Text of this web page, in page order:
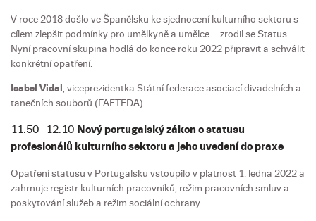
V roce 2018 došlo ve Španělsku ke sjednocení kulturního sektoru s
cílem zlepšit podmínky pro umělkyně a umělce – zrodil se Status.
Nyní pracovní skupina hodlá do konce roku 2022 připravit a schválit
konkrétní opatření.
Isabel Vidal, viceprezidentka Státní federace asociací divadelních a
tanečních souborů (FAETEDA)
11.50–12.10 Nový portugalský zákon o statusu
profesionálů kulturního sektoru a jeho uvedení do praxe
Opatření statusu v Portugalsku vstoupilo v platnost 1. ledna 2022 a
zahrnuje registr kulturních pracovníků, režim pracovních smluv a
poskytování služeb a režim sociální ochrany.